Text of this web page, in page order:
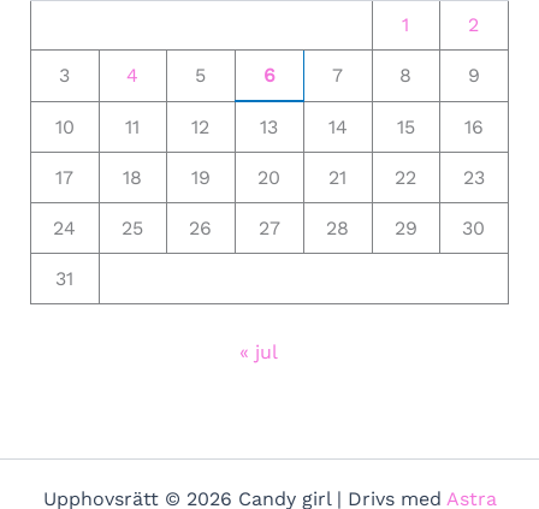
1 2
3 4 5 6 7 8 9
10 11 12 13 14 15 16
17 18 19 20 21 22 23
24 25 26 27 28 29 30
31
« jul
Upphovsrätt © 2026 Candy girl | Drivs med Astra